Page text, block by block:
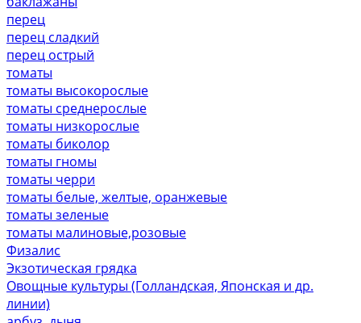
перец
перец сладкий
перец острый
томаты
томаты высокорослые
томаты среднерослые
томаты низкорослые
томаты биколор
томаты гномы
томаты черри
томаты белые, желтые, оранжевые
томаты зеленые
томаты малиновые,розовые
Физалис
Экзотическая грядка
Овощные культуры (Голландская, Японская и др.
линии)